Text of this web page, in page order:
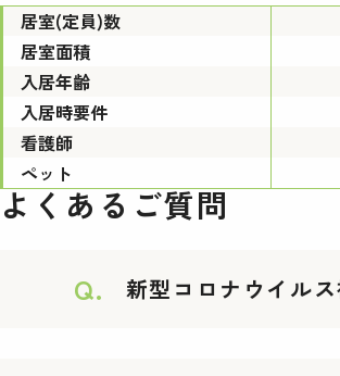
居室(定員)数
居室面積
入居年齢
入居時要件
看護師
ペット
よくあるご質問
Q. 新型コロナウイル